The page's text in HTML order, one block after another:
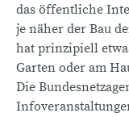
das öffentliche
je näher der Bau
hat prinzipiell
Garten oder am
Die